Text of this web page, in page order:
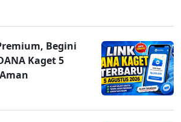
Begini
Kaget 5